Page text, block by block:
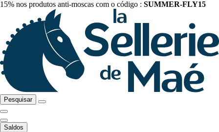
15% nos produtos anti-moscas com o código : SUMMER-FLY15
Pesquisar
Saldos